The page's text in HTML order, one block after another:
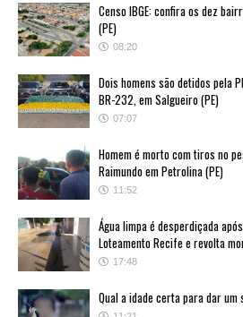
Censo IBGE: confira os dez
(PE)
08:20
Dois homens são detidos pela
BR-232, em Salgueiro (PE)
07:07
Homem é morto com tiros no
Raimundo em Petrolina (PE)
11:52
Água limpa é desperdiçada
Loteamento Recife e revolta
17:48
Qual a idade certa para dar um